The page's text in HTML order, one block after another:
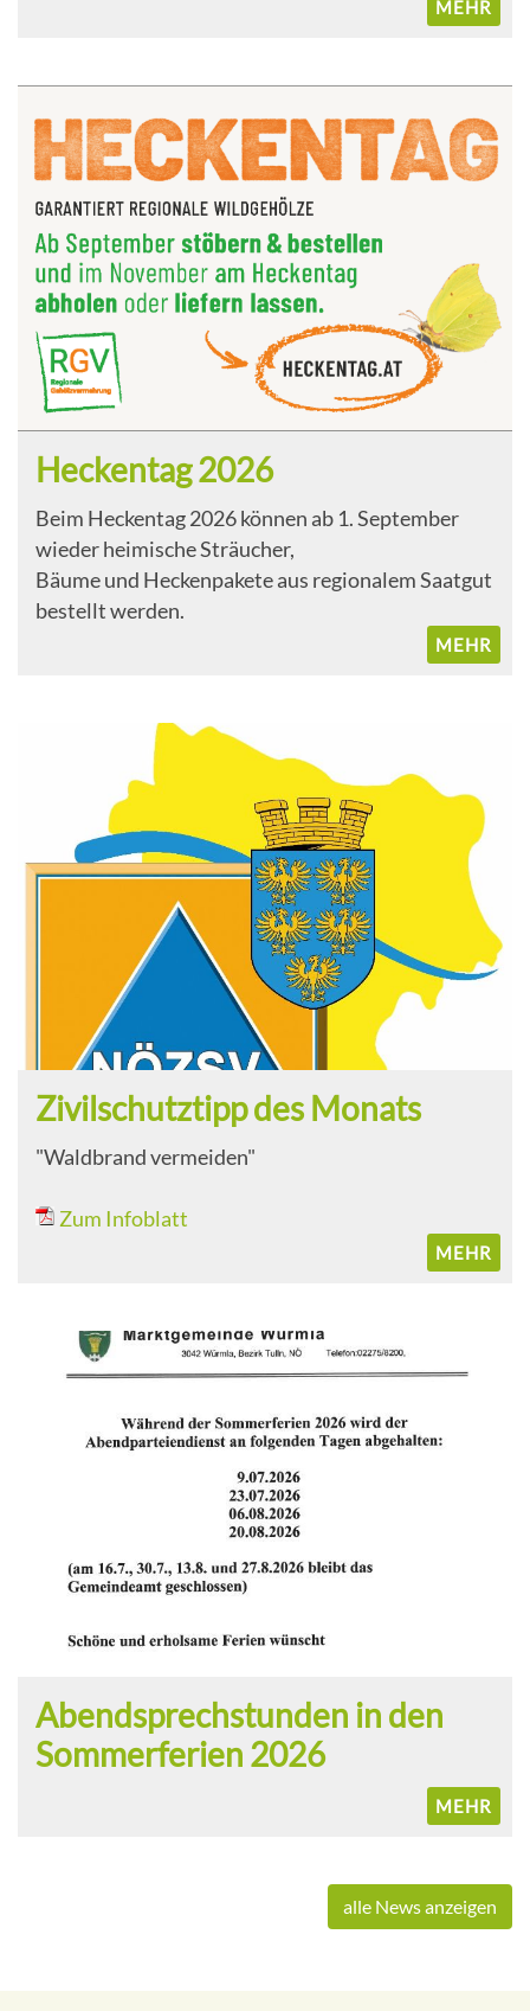
MEHR
Heckentag 2026
Beim Heckentag 2026 können ab 1. September
wieder heimische Sträucher,
Bäume und Heckenpakete aus regionalem Saatgut
bestellt werden.
MEHR
Zivilschutztipp des Monats
"Waldbrand vermeiden"
Zum Infoblatt
MEHR
Abendsprechstunden in den
Sommerferien 2026
MEHR
alle News anzeigen